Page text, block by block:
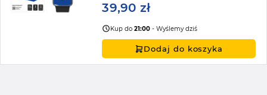
39,90 zł
Kup do21:00 - Wyślemy dziś
Dodaj do koszyka